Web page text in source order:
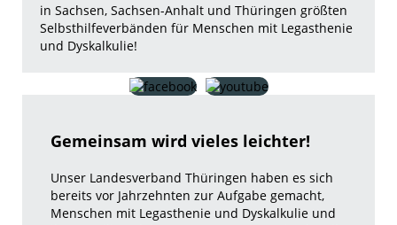
in Sachsen, Sachsen-Anhalt und Thüringen größten
Selbsthilfeverbänden für Menschen mit Legasthenie
und Dyskalkulie!
Gemeinsam wird vieles leichter!
Unser Landesverband Thüringen haben es sich
bereits vor Jahrzehnten zur Aufgabe gemacht,
Menschen mit Legasthenie und Dyskalkulie und